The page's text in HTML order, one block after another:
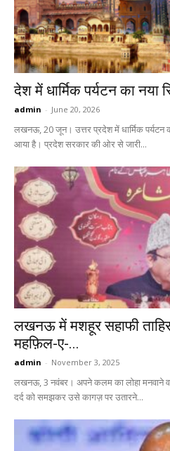
देश में धार्मिक पर्यटन का नया
admin - June 20, 2026
लखनऊ, 20 जून। उत्तर प्रदेश में धार्मिक
आया है। प्रदेश सरकार की ओर से जारी...
लखनऊ में मशहूर सहाफी
महफ़िल-ए-...
admin - November 3, 2025
लखनऊ, 3 नवंबर। अपने कलम का लोहा मनवाने
दर्द को समझकर उसे कागज़ पर उतारने...